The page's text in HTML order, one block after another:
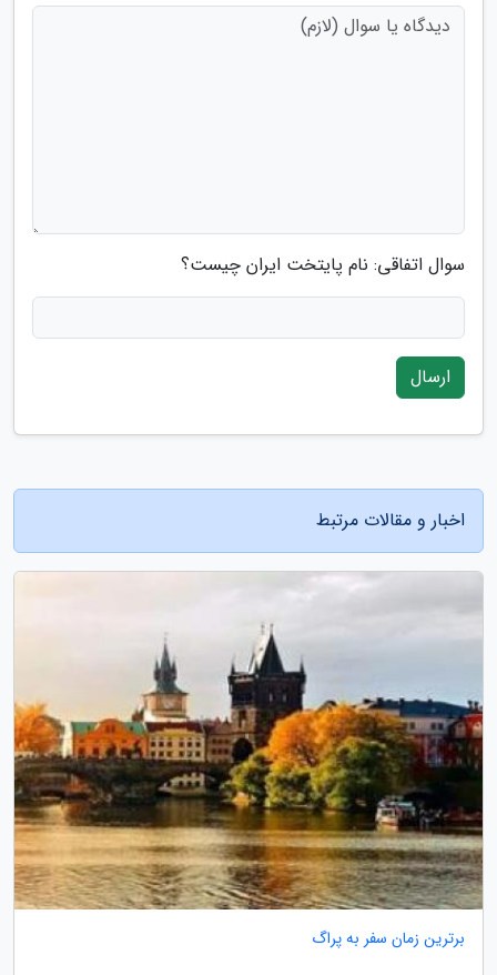
سوال اتفاقی: نام پایتخت ایران چیست؟
ارسال
اخبار و مقالات مرتبط
برترین زمان سفر به پراگ